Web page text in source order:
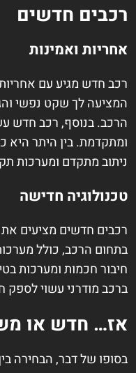
רכבים חדשים
אחריות ואמינות
רכב חדש מגיע עם
המציעה לך שקט נפשי
הרכב. בנוסף, רכב חדש
ומתקדמת. בין היתר היא
ניתוב מתקדם ומערכות
טכנולוגיה חדישה
רכבים חדשים מציעים את
בתחום הרכב, כולל
חיבור חכמות ומערכות
ברכב מודרני עשוי לספק
אז… חדש או
בסופו של דבר, הבחירה